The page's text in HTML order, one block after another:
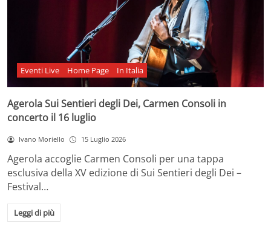
Eventi Live Home Page In Italia
Agerola Sui Sentieri degli Dei, Carmen Consoli in
concerto il 16 luglio
Ivano Moriello 15 Luglio 2026
Agerola accoglie Carmen Consoli per una tappa
esclusiva della XV edizione di Sui Sentieri degli Dei –
Festival…
Leggi di più